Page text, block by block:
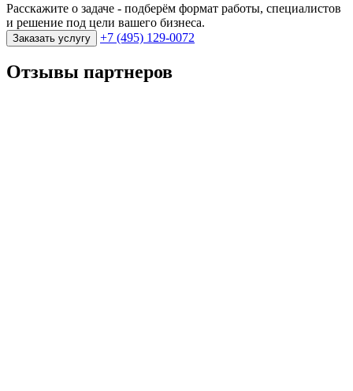
Расскажите о задаче - подберём формат работы, специалистов
и решение под цели вашего бизнеса.
Заказать услугу +7 (495) 129-0072
Отзывы партнеров